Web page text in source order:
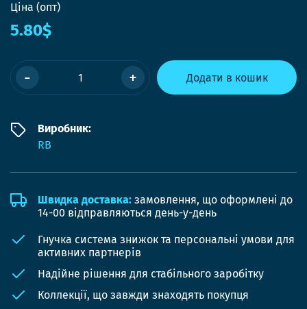
Ціна (опт)
5.80$
- + Додати в кошик
Виробник:
RB
Швидка доставка: замовлення, що оформлені до
14-00 відправляються день-у-день
Гнучка система знижок та персональні умови для
активних партнерів
Надійне рішення для стабільного заробітку
Коллекції, що завжди знаходять покупця